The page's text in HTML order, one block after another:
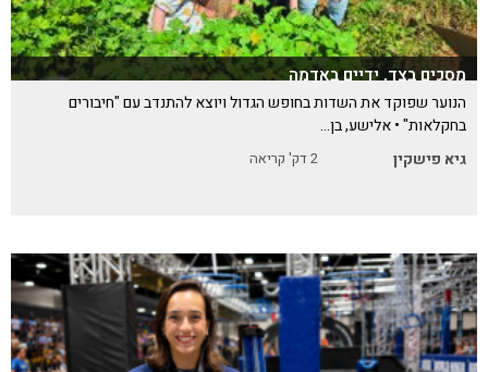
מסכים בצד, ידיים באדמה
הנוער שפוקד את השדות בחופש הגדול ויוצא להתנדב עם "חיבורים
בחקלאות" • אלישע, בן…
גיא פישקין
2דק' קריאה